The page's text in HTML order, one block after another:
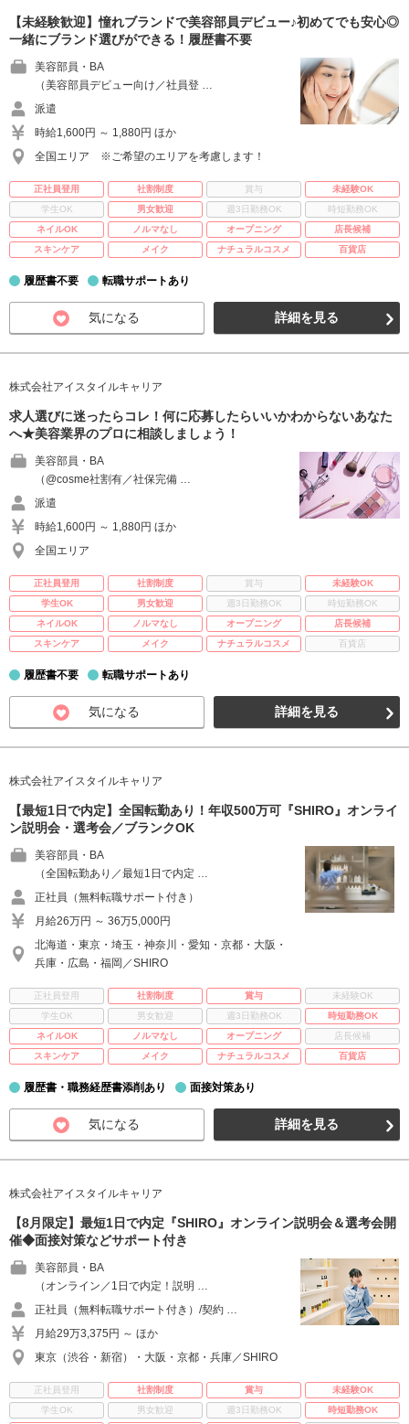
【未経験歓迎】憧れブランドで美容部員デビュー♪初めてでも安心◎
一緒にブランド選びができる！履歴書不要
美容部員・BA
（美容部員デビュー向け／社員登 …
派遣
時給1,600円 ～ 1,880円 ほか
全国エリア ※ご希望のエリアを考慮します！
正社員登用 社割制度 賞与
未経験OK
学生OK
男女歓迎 週3日勤務OK
時短勤務OK
ネイルOK
ノルマなし オープニング
店長候補
スキンケア
メイク ナチュラルコスメ 百貨店
履歴書不要 転職サポートあり
気になる 詳細を見る
株式会社アイスタイルキャリア
求人選びに迷ったらコレ！何に応募したらいいかわからないあなた
へ★美容業界のプロに相談しましょう！
美容部員・BA
（@cosme社割有／社保完備 …
派遣
時給1,600円 ～ 1,880円 ほか
全国エリア
正社員登用 社割制度 賞与
未経験OK
学生OK
男女歓迎 週3日勤務OK
時短勤務OK
ネイルOK
ノルマなし オープニング
店長候補
スキンケア
メイク ナチュラルコスメ 百貨店
履歴書不要 転職サポートあり
気になる 詳細を見る
株式会社アイスタイルキャリア
【最短1日で内定】全国転勤あり！年収500万可『SHIRO』オンライ
ン説明会・選考会／ブランクOK
美容部員・BA
（全国転勤あり／最短1日で内定 …
正社員（無料転職サポート付き）
月給26万円 ～ 36万5,000円
北海道・東京・埼玉・神奈川・愛知・京都・大阪・
兵庫・広島・福岡／SHIRO
正社員登用 社割制度 賞与
未経験OK
学生OK
男女歓迎 週3日勤務OK
時短勤務OK
ネイルOK
ノルマなし オープニング
店長候補
スキンケア
メイク ナチュラルコスメ 百貨店
履歴書・職務経歴書添削あり 面接対策あり
気になる 詳細を見る
株式会社アイスタイルキャリア
【8月限定】最短1日で内定『SHIRO』オンライン説明会＆選考会開
催◆面接対策などサポート付き
美容部員・BA
（オンライン／1日で内定！説明 …
正社員（無料転職サポート付き）/契約 …
月給29万3,375円 ～ ほか
東京（渋谷・新宿）・大阪・京都・兵庫／SHIRO
正社員登用 社割制度 賞与
未経験OK
学生OK
男女歓迎 週3日勤務OK
時短勤務OK